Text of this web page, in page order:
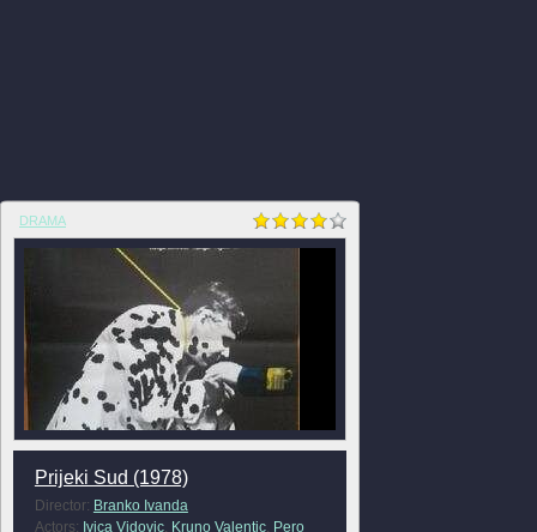
DRAMA
Prijeki Sud (1978)
Director: Branko Ivanda
Actors: Ivica Vidovic, Kruno Valentic, Pero